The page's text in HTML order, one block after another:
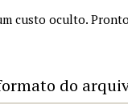
custo oculto.
do